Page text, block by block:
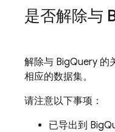
是否解除与
解除与 BigQuery 的
相应的数据集。
请注意以下事项：
已导出到